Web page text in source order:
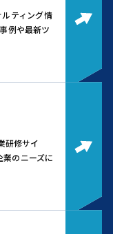
ルティング情
例や最新ツ
研修サイ
業のニーズに